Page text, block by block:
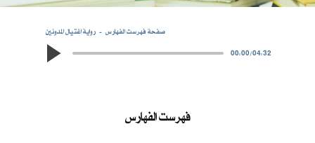
رواية اغتيال المدونين
صفحة فهرست الفهارس
00:00/04:32
فهرست الفهارس